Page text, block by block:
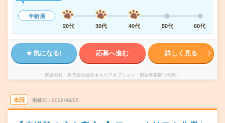
年齢層
20代
30代 40代 50代 60代
気になる! 応募へ進む 詳しく見る
派遣会社 株式会社綜合キャリアオプション 製造事業部（全国）
未読 掲載日 2026/08/05